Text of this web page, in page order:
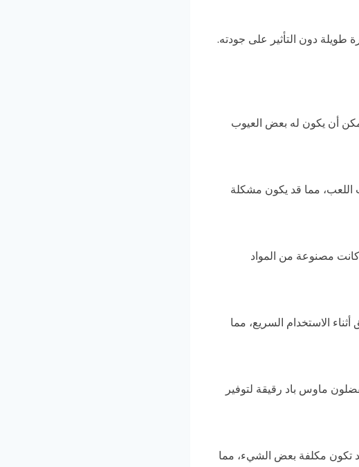
أن يكون له بعض العيوب
اللعب، مما قد يكون مشكلة
مصنوعة من المواد
الاستخدام السريع، مما
ماوس باد رقيقة لتوفير
قد تكون مكلفة بعض الشيء، مما